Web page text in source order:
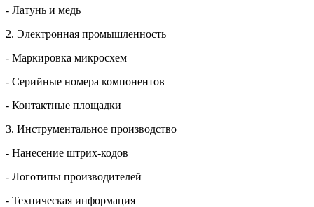
- Латунь и медь
2. Электронная промышленность
- Маркировка микросхем
- Серийные номера компонентов
- Контактные площадки
3. Инструментальное производство
- Нанесение штрих-кодов
- Логотипы производителей
- Техническая информация